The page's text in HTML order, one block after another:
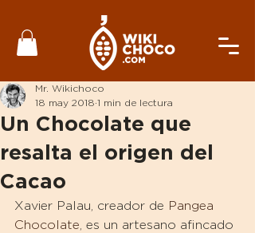
Un Chocolate que
resalta el origen del
Cacao
Mr. Wikichoco
18 may 2018 1 min de lectura
Xavier Palau, creador de Pangea
Chocolate, es un artesano afincado